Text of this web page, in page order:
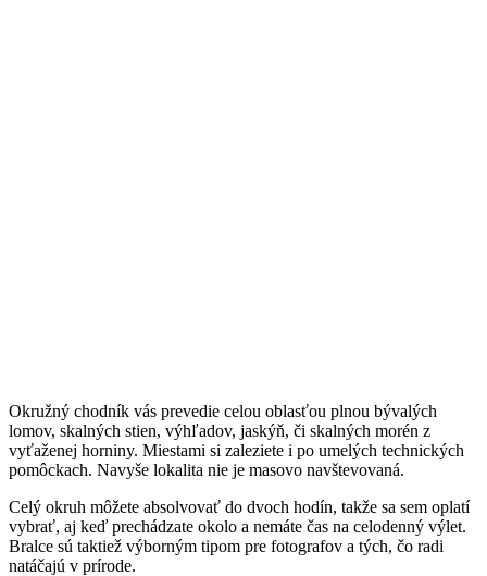
Okružný chodník vás prevedie celou oblasťou plnou bývalých
lomov, skalných stien, výhľadov, jaskýň, či skalných morén z
vyťaženej horniny. Miestami si zaleziete i po umelých technických
pomôckach. Navyše lokalita nie je masovo navštevovaná.
Celý okruh môžete absolvovať do dvoch hodín, takže sa sem oplatí
vybrať, aj keď prechádzate okolo a nemáte čas na celodenný výlet.
Bralce sú taktiež výborným tipom pre fotografov a tých, čo radi
natáčajú v prírode.